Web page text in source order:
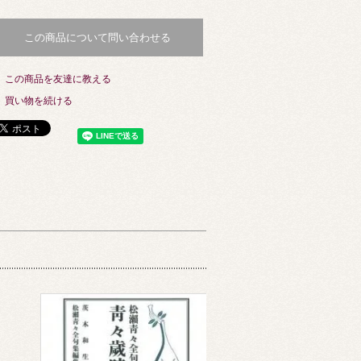
この商品について問い合わせる
この商品を友達に教える
買い物を続ける